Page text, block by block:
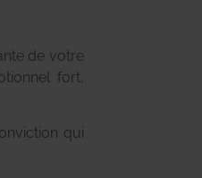
de votre
fort,
qui